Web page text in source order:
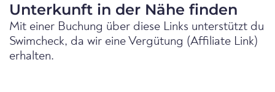
Unterkunft in der Nähe finden
Mit einer Buchung über diese Links unterstützt du
Swimcheck, da wir eine Vergütung (Affiliate Link)
erhalten.